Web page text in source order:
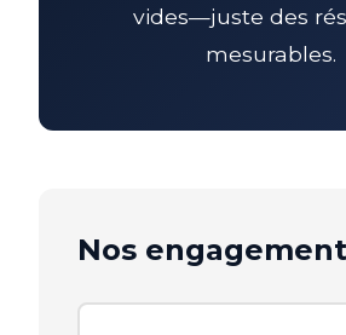
vides—juste des
mesurables.
Nos